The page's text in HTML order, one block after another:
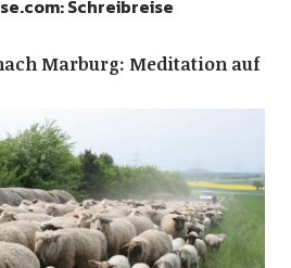
Schreibreise
Marburg: Meditation auf